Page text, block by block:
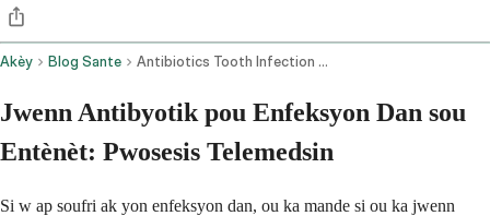
Akèy Blog Sante Antibiotics Tooth Infection Online
Jwenn Antibyotik pou Enfeksyon Dan sou
Entènèt: Pwosesis Telemedsin
Si w ap soufri ak yon enfeksyon dan, ou ka mande si ou ka jwenn